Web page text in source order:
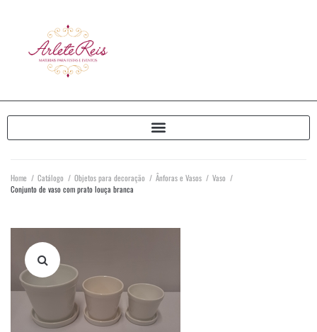
Home / Catálogo / Objetos para decoração / Ânforas e Vasos / Vaso /
Conjunto de vaso com prato louça branca